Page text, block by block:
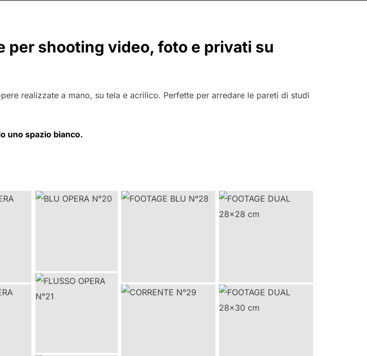
per shooting video, foto e privati su
realizzate a mano, su tela e acrilico. Perfette per arredare le pareti di studi
uno spazio bianco.